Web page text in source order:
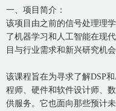
一、项目简介：
该项目由之前的信号处理理
了机器学习和人工智能在现
目与行业需求和新兴研究机会
该课程旨在为寻求了解DSP
程师、硬件和软件设计师、
供服务。它也面向那些预计